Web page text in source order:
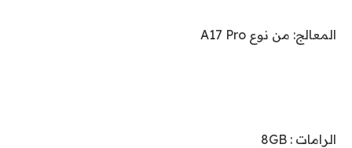
المعالج: من نوع A17 Pro
الرامات : 8GB